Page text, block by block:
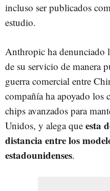
incluso ser publicados
estudio.
Anthropic ha denunciado
de su servicio de manera
guerra comercial entre
compañía ha apoyado los
chips avanzados para
Unidos, y alega que esta
distancia entre los
estadounidenses.